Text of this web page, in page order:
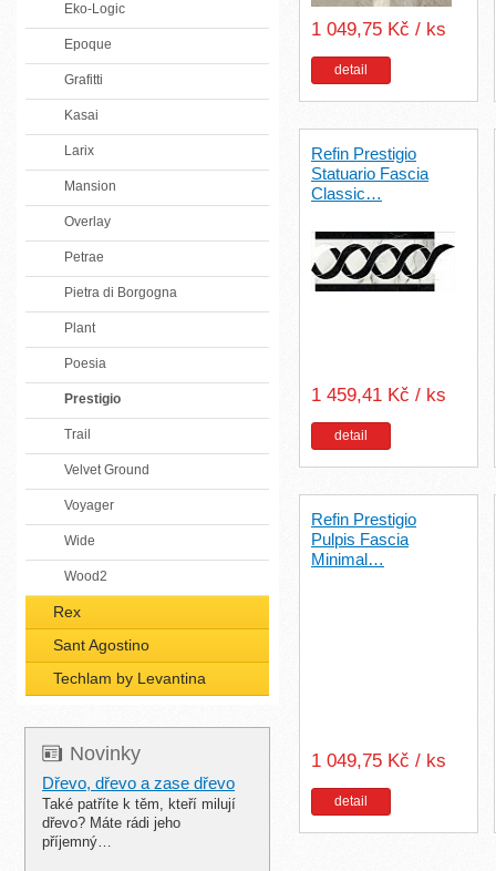
Eko-Logic
Epoque
Grafitti
Kasai
Larix
Mansion
Overlay
Petrae
Pietra di Borgogna
Plant
Poesia
Prestigio
Trail
Velvet Ground
Voyager
Wide
Wood2
Rex
Sant Agostino
Techlam by Levantina
Novinky
Dřevo, dřevo a zase dřevo
Také patříte k těm, kteří milují
dřevo? Máte rádi jeho
příjemný…
1 049,75 Kč / ks
detail
Refin Prestigio
Statuario Fascia
Classic…
1 459,41 Kč / ks
detail
Refin Prestigio
Pulpis Fascia
Minimal…
1 049,75 Kč / ks
detail